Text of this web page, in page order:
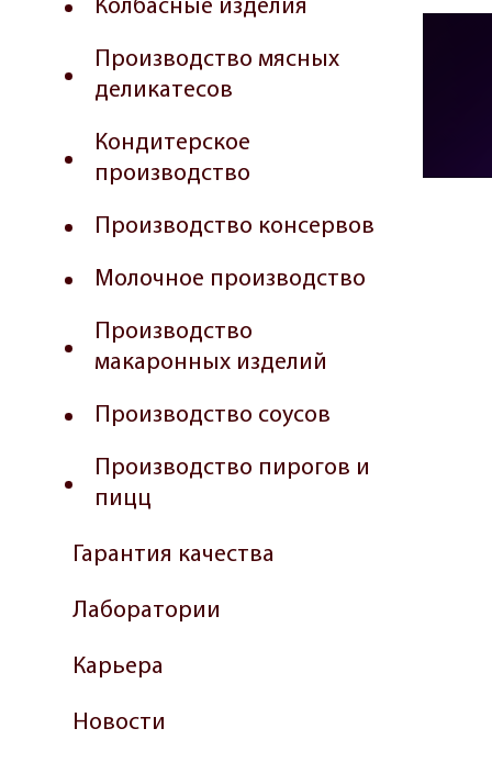
Колбасные изделия
Производство мясных
деликатесов
Кондитерское
производство
Производство консервов
Молочное производство
Производство
макаронных изделий
Производство соусов
Производство пирогов и
пицц
Гарантия качества
Лаборатории
Карьера
Новости